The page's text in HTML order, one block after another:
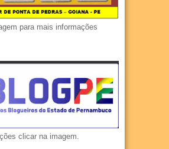
para mais informações
clicar na imagem.